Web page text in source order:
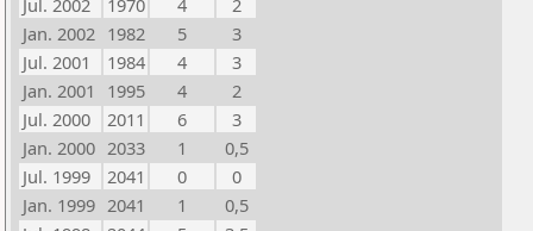
Jul. 2002
1970 4
2
Jan. 2002 1982 5
3
Jul. 2001
1984 4
3
Jan. 2001
1995 4
2
Jul. 2000
2011 6
3
Jan. 2000 2033 1
0,5
Jul. 1999
2041 0
0
Jan. 1999 2041 1
0,5